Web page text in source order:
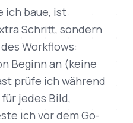
ich baue, ist
Schritt, sondern
Workflows:
Beginn an (keine
prüfe ich während
jedes Bild,
ich vor dem Go-